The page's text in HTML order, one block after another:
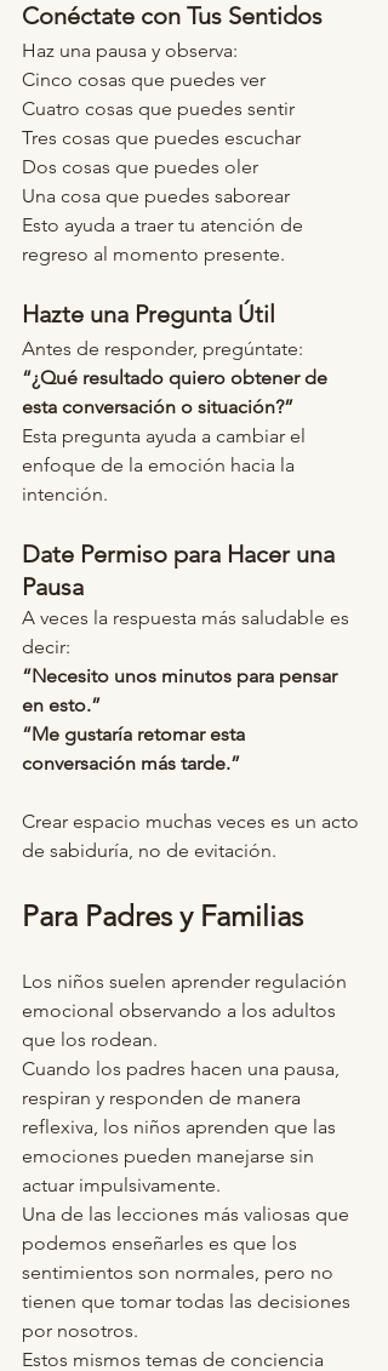
Conéctate con Tus Sentidos
Haz una pausa y observa:
Cinco cosas que puedes ver
Cuatro cosas que puedes sentir
Tres cosas que puedes escuchar
Dos cosas que puedes oler
Una cosa que puedes saborear
Esto ayuda a traer tu atención de
regreso al momento presente.
Hazte una Pregunta Útil
Antes de responder, pregúntate:
“¿Qué resultado quiero obtener de
esta conversación o situación?”
Esta pregunta ayuda a cambiar el
enfoque de la emoción hacia la
intención.
Date Permiso para Hacer una
Pausa
A veces la respuesta más saludable es
decir:
“Necesito unos minutos para pensar
en esto.”
“Me gustaría retomar esta
conversación más tarde.”
Crear espacio muchas veces es un acto
de sabiduría, no de evitación.
Para Padres y Familias
Los niños suelen aprender regulación
emocional observando a los adultos
que los rodean.
Cuando los padres hacen una pausa,
respiran y responden de manera
reflexiva, los niños aprenden que las
emociones pueden manejarse sin
actuar impulsivamente.
Una de las lecciones más valiosas que
podemos enseñarles es que los
sentimientos son normales, pero no
tienen que tomar todas las decisiones
por nosotros.
Estos mismos temas de conciencia